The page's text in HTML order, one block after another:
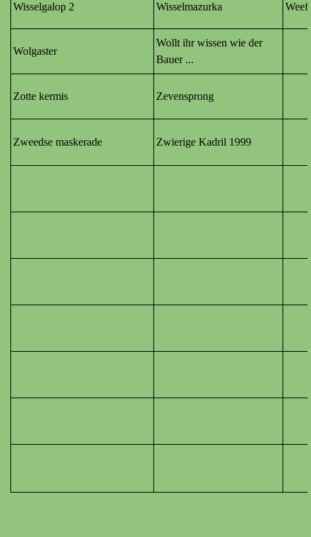
Wisselgalop 2 Wisselmazurka
Wolgaster
Wollt ihr wissen wie der
Bauer ...
Zotte kermis Zevensprong
Zweedse maskerade Zwierige Kadril 1999